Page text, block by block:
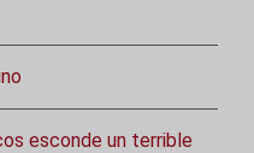
esconde un terrible